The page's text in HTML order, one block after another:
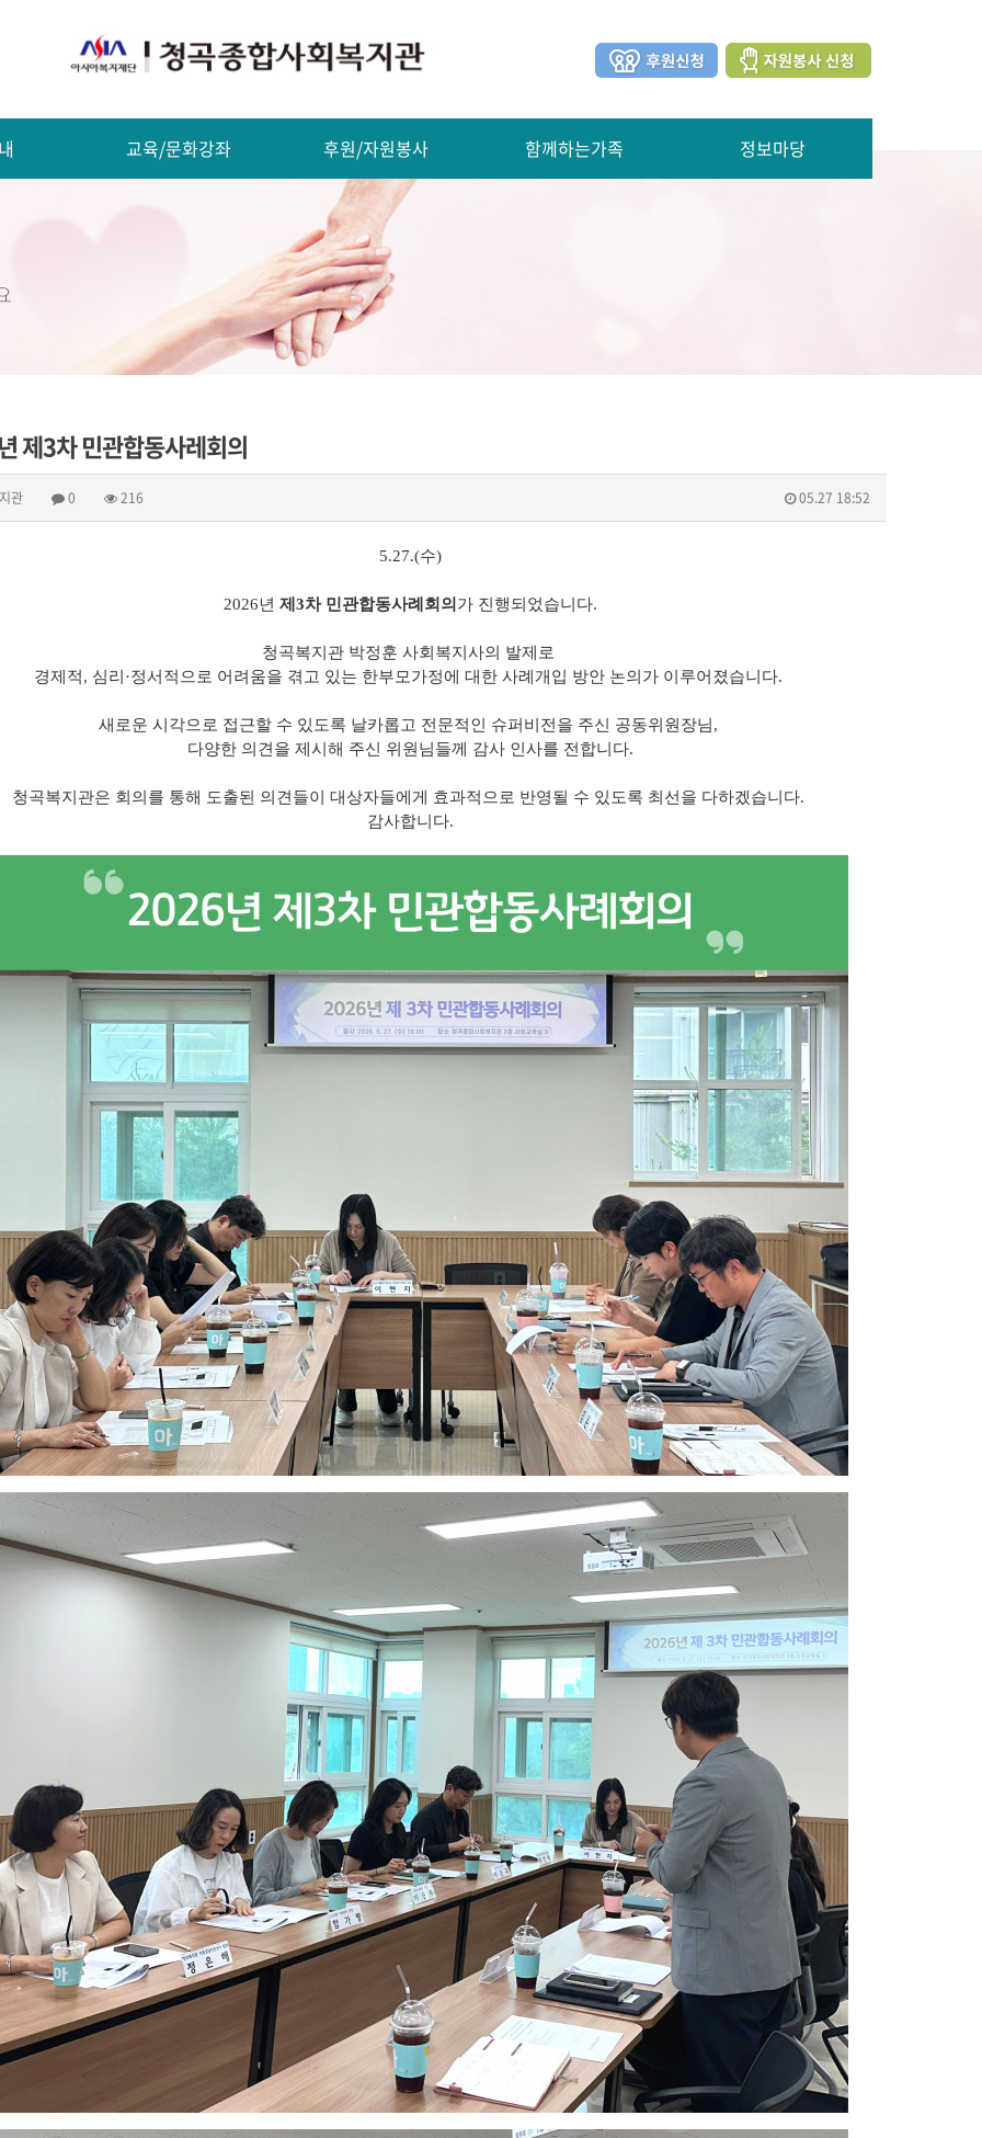
교육/문화강좌 후원/자원봉사 함께하는가족 정보마당
제3차 민관합동사레회의
관 0 216 05.27 18:52
5.27.(수)
2026년 제3차 민관합동사례회의 가 진행되었습니다.
청곡복지관 박정훈 사회복지사의 발제로
경제적, 심리·정서적으로 어려움을 겪고 있는 한부모가정에 대한 사례개입 방안 논의가 이루어졌습니다.
새로운 시각으로 접근할 수 있도록 날카롭고 전문적인 슈퍼비전을 주신 공동위원장님,
다양한 의견을 제시해 주신 위원님들께 감사 인사를 전합니다.
청곡복지관은 회의를 통해 도출된 의견들이 대상자들에게 효과적으로 반영될 수 있도록 최선을 다하겠습니다.
감사합니다.